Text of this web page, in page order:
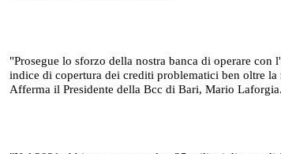
"Prosegue lo sforzo della nostra banca di operare
indice di copertura dei crediti problematici ben oltre
Afferma il Presidente della Bcc di Bari, Mario Laforgia.